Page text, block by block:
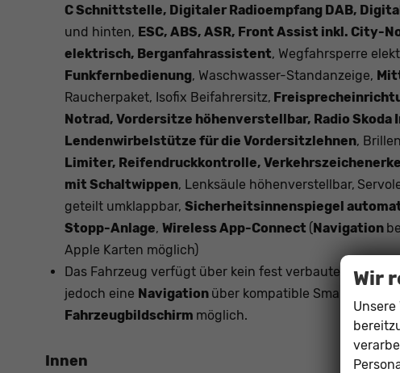
C Schnittstelle, Digitaler Radioempfang DAB,
und hinten, ESC, ABS, ASR, Front Assist inkl.
elektrisch, Berganfahrassistent, Wegfahrsperre
Funkfernbedienung, Waschwasser-Standanzeige,
Raucherpaket, Isofix Beifahrersitz,
Notrad, Vordersitze höhenverstellbar, Radio
Lendenwirbelstütze für die Vordersitzlehnen,
Limiter, Reifendruckkontrolle,
mit Schaltwippen, Lenksäule höhenverstellbar,
geteilt umklappbar, Sicherheitsinnenspiegel
Stopp-Anlage, Wireless App-Connect ( Navigation
Apple Karten möglich)
Das Fahrzeug verfügt über kein fest verbautes
jedoch eine Navigation über kompatible Smartphone-
Fahrzeugbildschirm möglich.
Innen
Wir